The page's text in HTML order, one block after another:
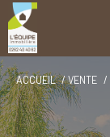
ACCUEIL VENTE